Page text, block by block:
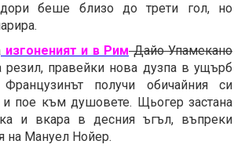
беше близо до трети гол, но
изгоненият и в РимДайо Упамекано
резил, правейки нова дузпа в ущърб
получи обичайния си
и пое към душовете. Щьогер застана
и вкара в десния ъгъл, въпреки
на Мануел Нойер.